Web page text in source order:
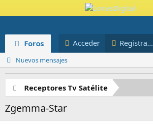
Foros Blog
Acceder
Registrarse
Nuevos mensajes
Receptores Tv Satélite
Zgemma-Star